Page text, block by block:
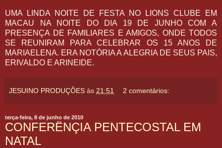
UMA LINDA NOITE DE FESTA NO LIONS CLUBE EM
MACAU NA NOITE DO DIA 19 DE JUNHO COM A
PRESENÇA DE FAMILIARES E AMIGOS, ONDE TODOS
SE REUNIRAM PARA CELEBRAR OS 15 ANOS DE
MARIAELENA. ERA NOTÓRIA A ALEGRIA DE SEUS PAIS,
ERIVALDO E ARINEIDE.
JESUINO PRODUÇÕES às 21:51 2 comentários:
terça-feira, 8 de junho de 2010
CONFERËNÇIA PENTECOSTAL EM
NATAL